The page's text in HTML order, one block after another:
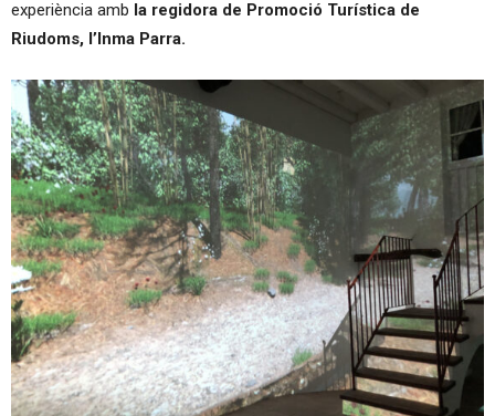
experiència amb la regidora de Promoció Turística de
Riudoms, l’Inma Parra.